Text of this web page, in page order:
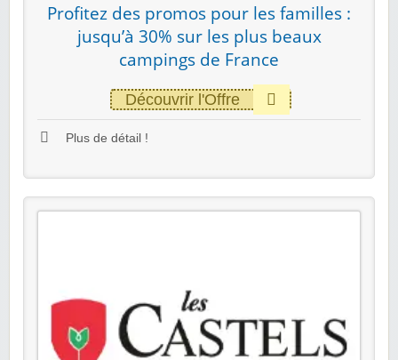
Profitez des promos pour les familles :
jusqu’à 30% sur les plus beaux
campings de France
Découvrir l'Offre
Plus de détail !